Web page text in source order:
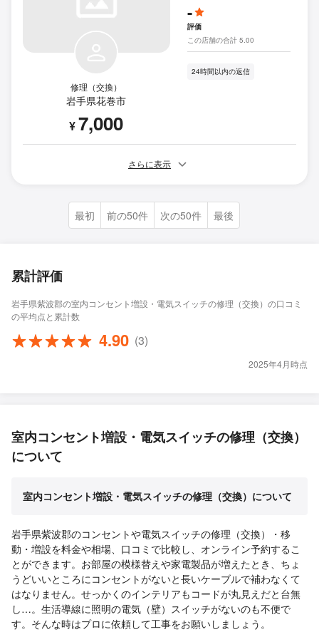
修理（交換）
岩手県花巻市
¥7,000
-
評価
この店舗の合計 5.00
24時間以内の返信
さらに表示
最初 前の50件 次の50件 最後
累計評価
岩手県紫波郡の室内コンセント増設・電気スイッチの修理（交換）の口コミ
の平均点と累計数
4.90 (3)
2025年4月時点
室内コンセント増設・電気スイッチの修理（交換）
について
室内コンセント増設・電気スイッチの修理（交換）について
岩手県紫波郡のコンセントや電気スイッチの修理（交換）・移
動・増設を料金や相場、口コミで比較し、オンライン予約するこ
とができます。お部屋の模様替えや家電製品が増えたとき、ちょ
うどいいところにコンセントがないと長いケーブルで補わなくて
はなりません。せっかくのインテリアもコードが丸見えだと台無
し…。生活導線に照明の電気（壁）スイッチがないのも不便で
す。そんな時はプロに依頼して工事をお願いしましょう。